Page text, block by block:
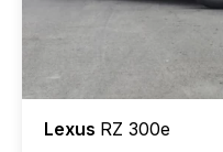
Lexus RZ 300e